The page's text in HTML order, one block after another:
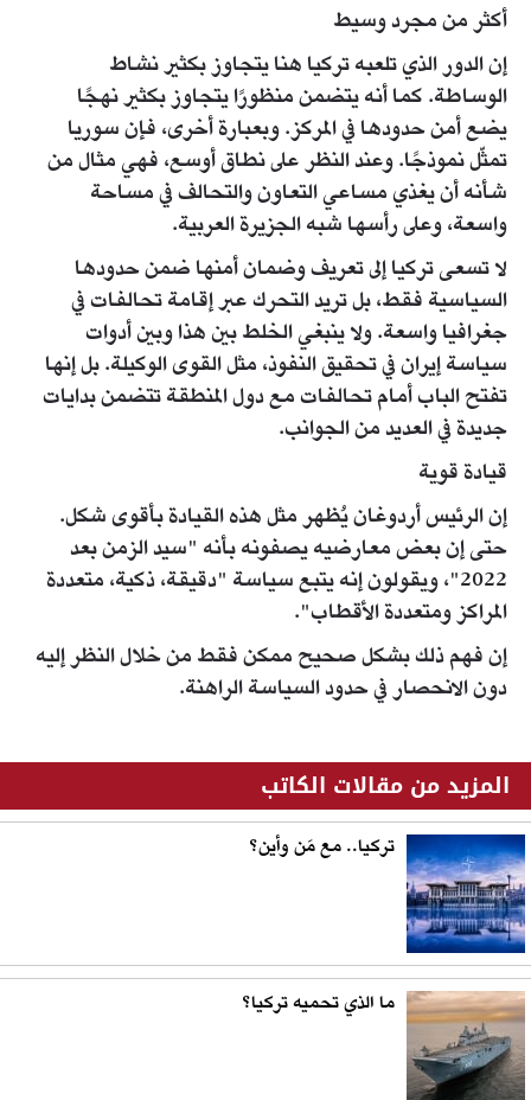
أكثر من مجرد وسيط
إن الدور الذي تلعبه تركيا هنا يتجاوز بكثير نشاط
الوساطة. كما أنه يتضمن منظورًا يتجاوز بكثير نهجًا
يضع أمن حدودها في المركز. وبعبارة أخرى، فإن سوريا
تمثّل نموذجًا. وعند النظر على نطاق أوسع، فهي مثال من
شأنه أن يغذي مساعي التعاون والتحالف في مساحة
واسعة، وعلى رأسها شبه الجزيرة العربية.
لا تسعى تركيا إلى تعريف وضمان أمنها ضمن حدودها
السياسية فقط، بل تريد التحرك عبر إقامة تحالفات في
جغرافيا واسعة. ولا ينبغي الخلط بين هذا وبين أدوات
سياسة إيران في تحقيق النفوذ، مثل القوى الوكيلة. بل إنها
تفتح الباب أمام تحالفات مع دول المنطقة تتضمن بدايات
جديدة في العديد من الجوانب.
قيادة قوية
إن الرئيس أردوغان يُظهر مثل هذه القيادة بأقوى شكل.
حتى إن بعض معارضيه يصفونه بأنه "سيد الزمن بعد
2022"، ويقولون إنه يتبع سياسة "دقيقة، ذكية، متعددة
المراكز ومتعددة الأقطاب".
إن فهم ذلك بشكل صحيح ممكن فقط من خلال النظر إليه
دون الانحصار في حدود السياسة الراهنة.
المزيد من مقالات الكاتب
تركيا.. مع مَن وأين؟
ما الذي تحميه تركيا؟